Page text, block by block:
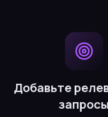
Добавьте
запросы